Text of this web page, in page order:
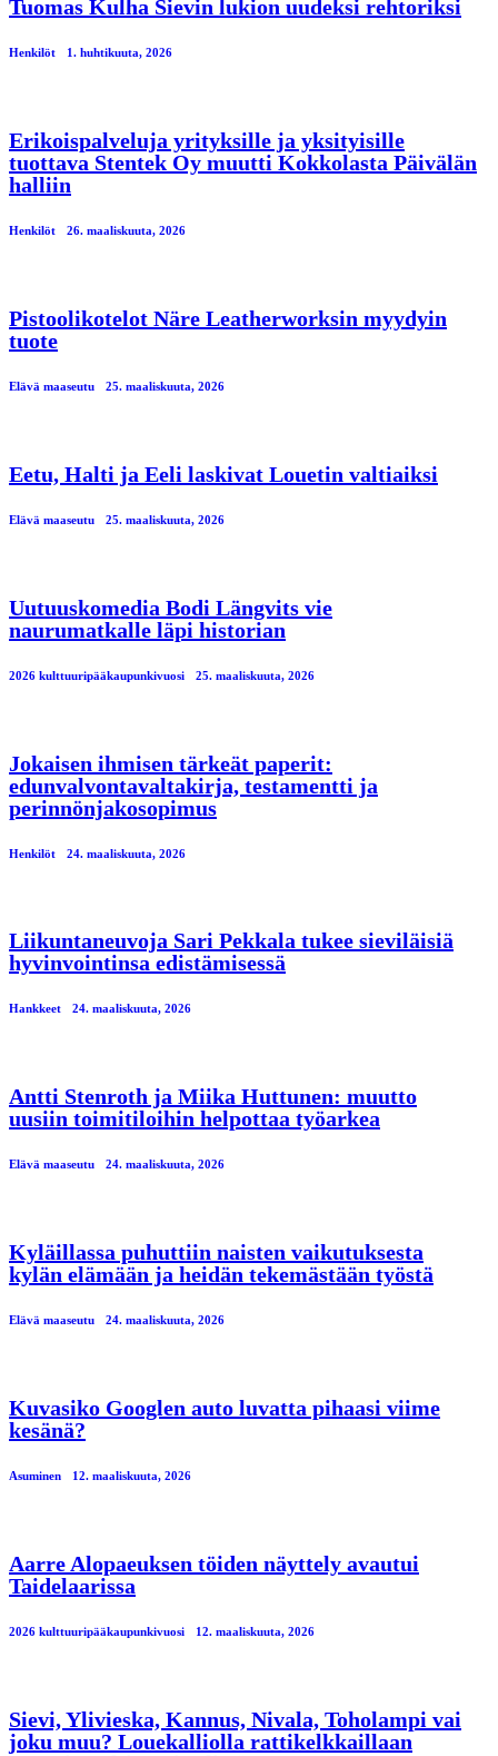
Tuomas Kulha Sievin lukion uudeksi rehtoriksi
Henkilöt 1. huhtikuuta, 2026
Erikoispalveluja yrityksille ja yksityisille
tuottava Stentek Oy muutti Kokkolasta Päivälän
halliin
Henkilöt 26. maaliskuuta, 2026
Pistoolikotelot Näre Leatherworksin myydyin
tuote
Elävä maaseutu 25. maaliskuuta, 2026
Eetu, Halti ja Eeli laskivat Louetin valtiaiksi
Elävä maaseutu 25. maaliskuuta, 2026
Uutuuskomedia Bodi Längvits vie
naurumatkalle läpi historian
2026 kulttuuripääkaupunkivuosi 25. maaliskuuta, 2026
Jokaisen ihmisen tärkeät paperit:
edunvalvontavaltakirja, testamentti ja
perinnönjakosopimus
Henkilöt 24. maaliskuuta, 2026
Liikuntaneuvoja Sari Pekkala tukee sieviläisiä
hyvinvointinsa edistämisessä
Hankkeet 24. maaliskuuta, 2026
Antti Stenroth ja Miika Huttunen: muutto
uusiin toimitiloihin helpottaa työarkea
Elävä maaseutu 24. maaliskuuta, 2026
Kyläillassa puhuttiin naisten vaikutuksesta
kylän elämään ja heidän tekemästään työstä
Elävä maaseutu 24. maaliskuuta, 2026
Kuvasiko Googlen auto luvatta pihaasi viime
kesänä?
Asuminen 12. maaliskuuta, 2026
Aarre Alopaeuksen töiden näyttely avautui
Taidelaarissa
2026 kulttuuripääkaupunkivuosi 12. maaliskuuta, 2026
Sievi, Ylivieska, Kannus, Nivala, Toholampi vai
joku muu? Louekalliolla rattikelkkaillaan